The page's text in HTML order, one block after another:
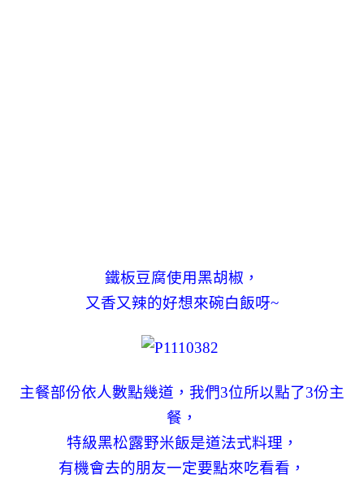
鐵板豆腐使用黑胡椒，
又香又辣的好想來碗白飯呀~
主餐部份依人數點幾道，我們3位所以點了3份主
餐，
特級黑松露野米飯是道法式料理，
有機會去的朋友一定要點來吃看看，